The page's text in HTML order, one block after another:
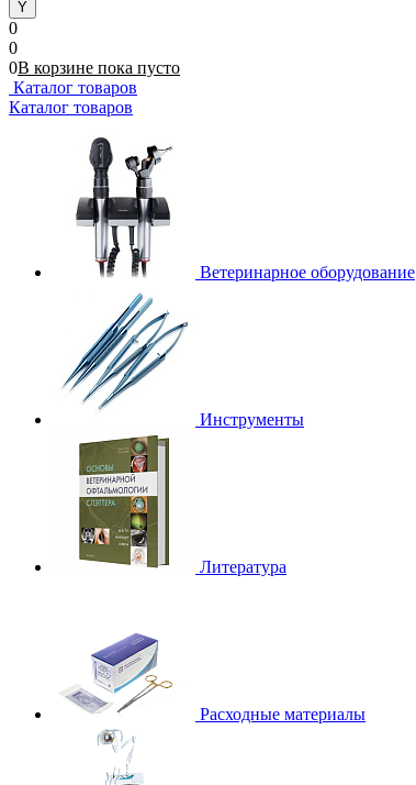
0
0
0В корзине пока пусто
Каталог товаров
Каталог товаров
Ветеринарное оборудование
Инструменты
Литература
Расходные материалы